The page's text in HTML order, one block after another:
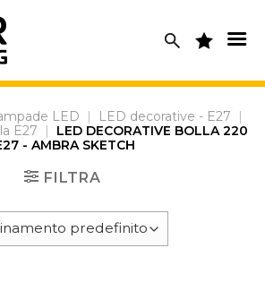
LED | LED decorative - E27
|
E27
|
LED DECORATIVE BOLLA 220
- AMBRA SKETCH
FILTRA